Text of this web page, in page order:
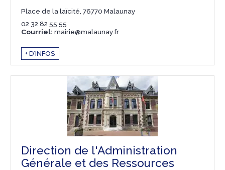
Place de la laïcité, 76770 Malaunay
02 32 82 55 55
Courriel: mairie@malaunay.fr
+ D’INFOS
Direction de l'Administration
Générale et des Ressources